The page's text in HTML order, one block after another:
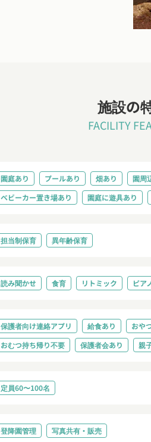
施設の
FACILITY
園庭あり プールあり 畑あり 園周
ベビーカー置き場あり
園庭に遊具あり
担当制保育 異年齢保育
読み聞かせ 食育 リトミック ピア
保護者向け連絡アプリ 給食あり おや
おむつ持ち帰り不要
保護者会あり 親
定員60〜100名
登降園管理 写真共有・販売